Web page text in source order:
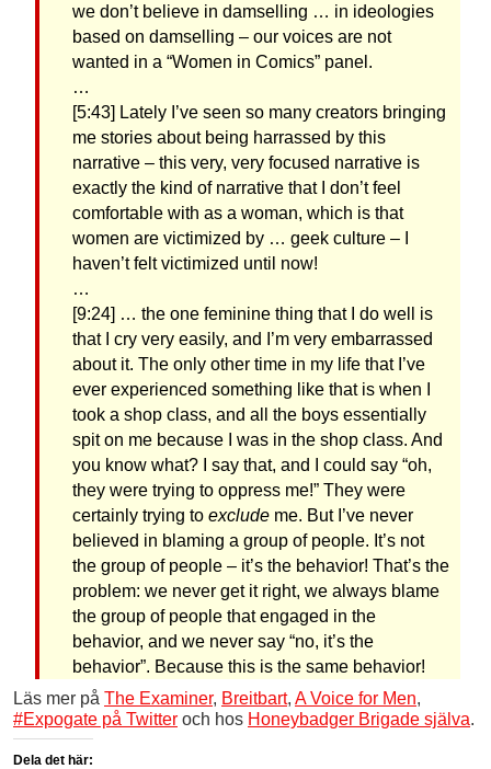
we don’t believe in damselling … in ideologies
based on damselling – our voices are not
wanted in a “Women in Comics” panel.
…
[5:43] Lately I’ve seen so many creators bringing
me stories about being harrassed by this
narrative – this very, very focused narrative is
exactly the kind of narrative that I don’t feel
comfortable with as a woman, which is that
women are victimized by … geek culture – I
haven’t felt victimized until now!
…
[9:24] … the one feminine thing that I do well is
that I cry very easily, and I’m very embarrassed
about it. The only other time in my life that I’ve
ever experienced something like that is when I
took a shop class, and all the boys essentially
spit on me because I was in the shop class. And
you know what? I say that, and I could say “oh,
they were trying to oppress me!” They were
certainly trying to excludeme. But I’ve never
believed in blaming a group of people. It’s not
the group of people – it’s the behavior! That’s the
problem: we never get it right, we always blame
the group of people that engaged in the
behavior, and we never say “no, it’s the
behavior”. Because this is the same behavior!
Läs mer på The Examiner, Breitbart, A Voice for Men,
#Expogate på Twitter och hos Honeybadger Brigade själva.
Dela det här: